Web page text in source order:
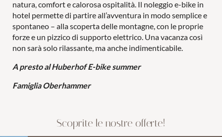
natura, comfort e calorosa ospitalità. Il noleggio e-bike in
hotel permette di partire all’avventura in modo semplice e
spontaneo – alla scoperta delle montagne, con le proprie
forze e un pizzico di supporto elettrico. Una vacanza così
non sarà solo rilassante, ma anche indimenticabile.
A presto al Huberhof E-bike summer
Famiglia Oberhammer
Scoprite le nostre offerte!